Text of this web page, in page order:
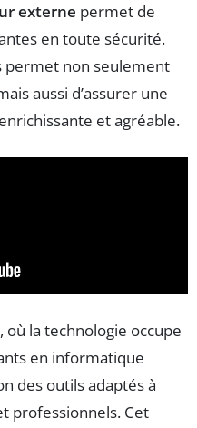
externe permet de
en toute sécurité.
permet non seulement
aussi d’assurer une
et agréable.
où la technologie occupe
en informatique
des outils adaptés à
professionnels. Cet